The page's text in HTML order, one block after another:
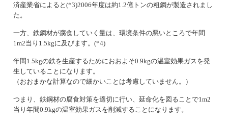
済産業省によると(*3)2006年度は約1.2億トンの粗鋼が製造されまし
た。
一方、鉄鋼材が腐食していく量は、環境条件の悪いところで年間
1m2当り1.5kgに及びます。(*4)
年間1.5kgの鉄を生産するためにおおよそ0.9kgの温室効果ガスを発
生していることになります。
（おおまかな計算なので細かいことは考慮していません。）
つまり、鉄鋼材の腐食対策を適切に行い、延命化を図ることで1m2
当り年間0.9kgの温室効果ガスを削減することになります。